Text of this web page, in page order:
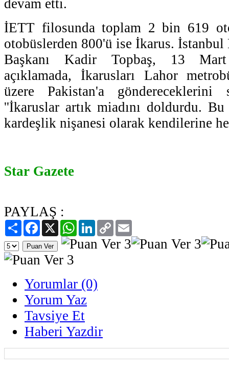
devam etti.
İETT filosunda toplam 2 bin 619
otobüslerden 800'ü ise İkarus.
Başkanı Kadir Topbaş, 13 Mart
açıklamada, İkarusları Lahor
üzere Pakistan'a göndereceklerini
''İkaruslar artık miadını doldurdu.
kardeşlik nişanesi olarak kendilerine
Star Gazete
PAYLAŞ :
PaylaşFacebook
X WhatsAppLinkedIn
Copy
Link
Yorumlar (0)
Yorum Yaz
Tavsiye Et
Haberi Yazdir